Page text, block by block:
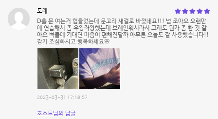
도레
D홀 문 여는거 힘들었는데 문고리 새걸로 바꼈네요!!! 넘 조아요 오랜만
에 연습해서 좀 우왕좌왕했는데 브레인워시라서 그래도 뭔가 좀 한 것 같
아요 벽돌에 기대면 마음이 편해진달까 아무튼 오늘도 잘 사용했습니다!!
감기 조심하시고 행복하세요🌸
2023-03-31 17:18:57
호스트님의 답글